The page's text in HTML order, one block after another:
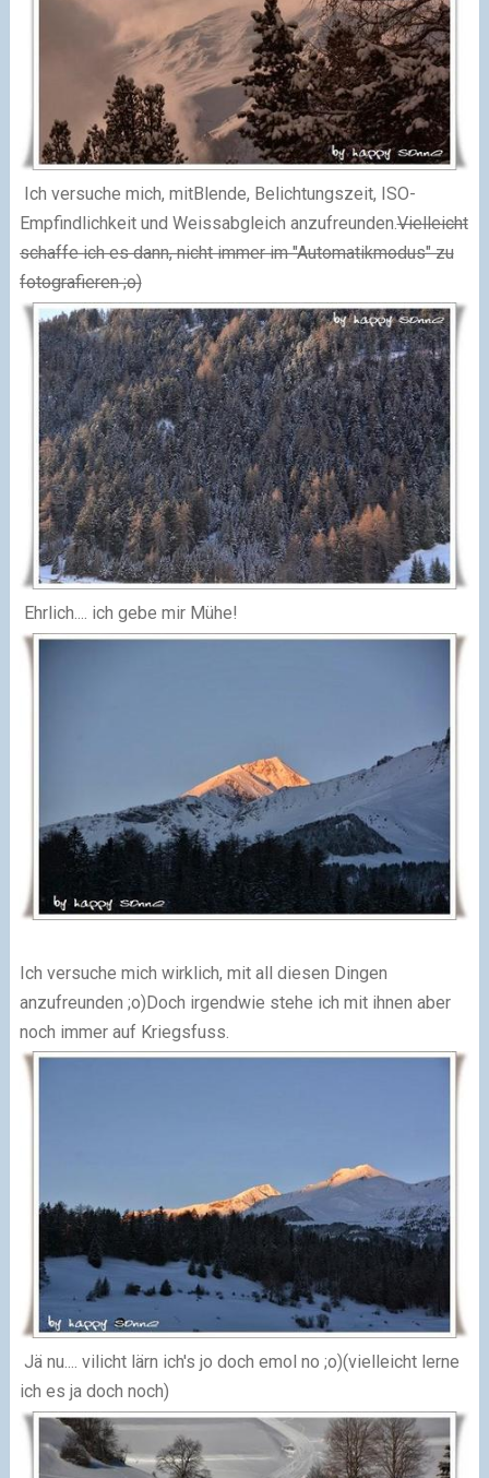
Ich versuche mich, mitBlende, Belichtungszeit, ISO-
Empfindlichkeit und Weissabgleich anzufreunden.Vielleicht
schaffe ich es dann, nicht immer im "Automatikmodus" zu
fotografieren ;o)
Ehrlich.... ich gebe mir Mühe!
Ich versuche mich wirklich, mit all diesen Dingen
anzufreunden ;o)Doch irgendwie stehe ich mit ihnen aber
noch immer auf Kriegsfuss.
Jä nu.... vilicht lärn ich's jo doch emol no ;o)(vielleicht lerne
ich es ja doch noch)